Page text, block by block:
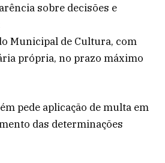
sobre decisões e
Municipal de Cultura, com
própria, no prazo máximo
pede aplicação de multa em
das determinações